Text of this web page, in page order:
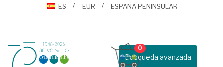
ES
EUR ESPAÑA PENINSULAR
Busqueda avanzada
0